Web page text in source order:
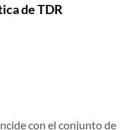
de TDR
con el conjunto de